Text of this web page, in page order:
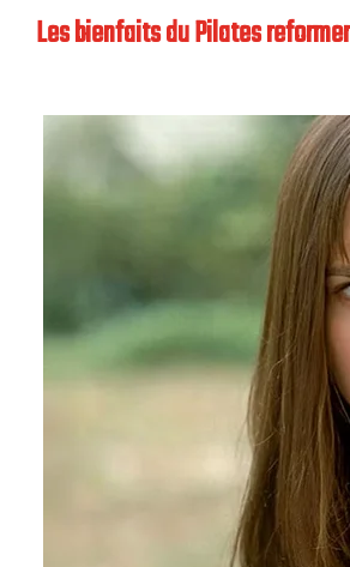
Les bienfaits du Pilates